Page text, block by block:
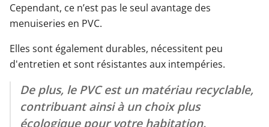
Cependant, ce n’est pas le seul avantage des
menuiseries en PVC.
Elles sont également durables, nécessitent peu
d'entretien et sont résistantes aux intempéries.
De plus, le PVC est un matériau recyclable,
contribuant ainsi à un choix plus
écologique pour votre habitation.